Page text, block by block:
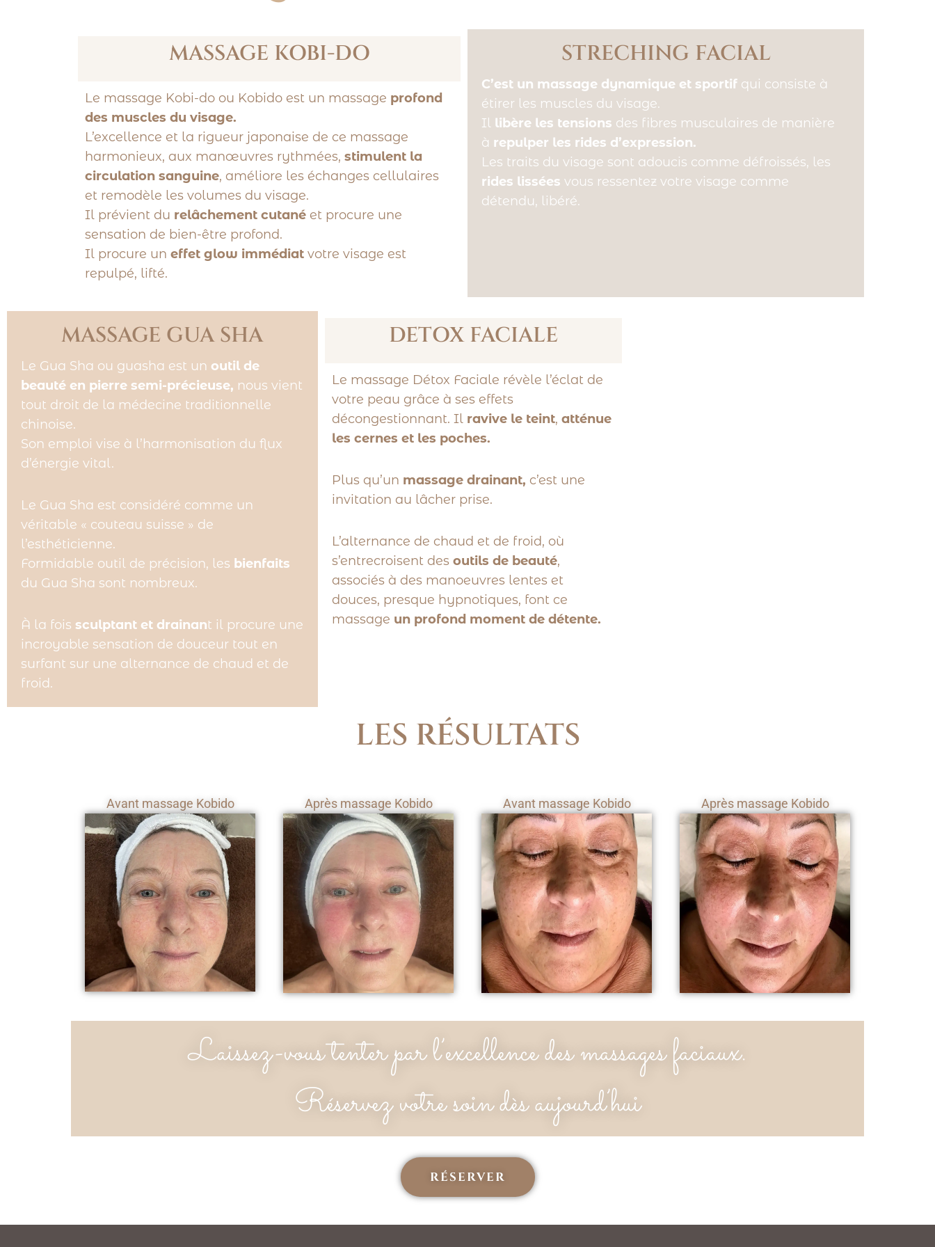
MASSAGE KOBI-DO
Le massage Kobi-do ou Kobido est un massage profond
des muscles du visage.
L’excellence et la rigueur japonaise de ce massage
harmonieux, aux manœuvres rythmées, stimulent la
circulation sanguine, améliore les échanges cellulaires
et remodèle les volumes du visage.
Il prévient du relâchement cutané et procure une
sensation de bien-être profond.
Il procure un effet glow immédiat votre visage est
repulpé, lifté.
STRECHING FACIAL
C’est un massage dynamique et sportif qui consiste à
étirer les muscles du visage.
Il libère les tensions des fibres musculaires de manière
à repulper les rides d’expression.
Les traits du visage sont adoucis comme défroissés, les
rides lissées vous ressentez votre visage comme
détendu, libéré.
MASSAGE GUA SHA
Le Gua Sha ou guasha est un outil de
beauté en pierre semi-précieuse, nous vient
tout droit de la médecine traditionnelle
chinoise.
Son emploi vise à l’harmonisation du flux
d’énergie vital.
Le Gua Sha est considéré comme un
véritable « couteau suisse » de
l’esthéticienne.
Formidable outil de précision, les bienfaits
du Gua Sha sont nombreux.
À la fois sculptant et drainant il procure une
incroyable sensation de douceur tout en
surfant sur une alternance de chaud et de
froid.
DETOX FACIALE
Le massage Détox Faciale révèle l’éclat de
votre peau grâce à ses effets
décongestionnant. Il ravive le teint, atténue
les cernes et les poches.
Plus qu’un massage drainant, c’est une
invitation au lâcher prise.
L’alternance de chaud et de froid, où
s’entrecroisent des outils de beauté,
associés à des manoeuvres lentes et
douces, presque hypnotiques, font ce
massage un profond moment de détente.
LES RÉSULTATS
Avant massage Kobido Après massage Kobido Avant massage Kobido Après massage Kobido
Laissez-vous tenter par l’excellence des massages faciaux.
Réservez votre soin dès aujourd’hui
RÉSERVER